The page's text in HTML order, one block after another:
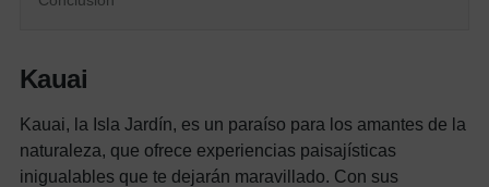
Kauai
Kauai, la Isla Jardín, es un paraíso para los amantes de la
naturaleza, que ofrece experiencias paisajísticas
inigualables que te dejarán maravillado. Con sus